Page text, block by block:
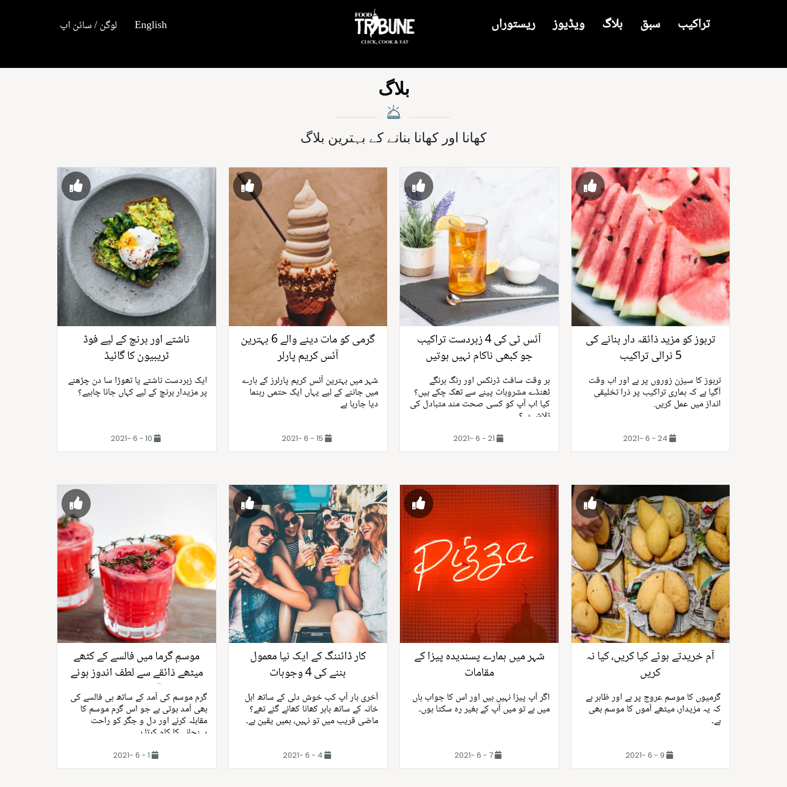
تراکیب سبق بلاگ ویڈیوز ریستوراں English لوگن / سائن اپ
بلاگ
کھانا اور کھانا بنانے کے بہترین بلاگ
تربوز کو مزید ذائقہ دار بنانے کی
5 نرالی تراکیب
تربوز کا سیزن زوروں پر ہے اور اب وقت
آگیا ہے کہ ہماری تراکیب پر ذرا تخلیقی
انداز میں عمل کریں.
آئس ٹی کی 4 زبردست تراکیب
جو کبھی ناکام نہیں ہوتیں
ہر وقت سافٹ ڈرنکس اور رنگ برنگے
ٹھنڈے مشروبات پینے سے تھک چکے ہیں؟
کیا اب آپ کو کسی صحت مند متبادل کی
تلاش ہے؟
گرمی کو مات دینے والے 6 بہترین
آئس کریم پارلر
شہر میں بہترین آئس کریم پارلرز کے بارے
میں جاننے کے لیے یہاں ایک حتمی رہنما
دیا جارہا ہے
15 - 6 -2021
ناشتے اور برنچ کے لیے فوڈ
ٹریبیون کا گائیڈ
ایک زبردست ناشتے یا تھوڑا سا دن چڑھنے
پر مزیدار برنچ کے لیے کہاں جانا چاہیے؟
آم خریدتے ہوئے کیا کریں، کیا نہ
کریں
گرمیوں کا موسم عروج پر ہے اور ظاہر ہے
کہ یہ مزیدار، میٹھے آموں کا موسم بھی
ہے۔
9 - 6 -2021
شہر میں ہمارے پسندیدہ پیزا کے
مقامات
اگر آپ پیزا نہیں ہیں اور اس کا جواب ہاں
میں ہے تو میں آپ کے بغیر رہ سکتا ہوں۔
7 - 6 -2021
کار ڈائننگ کے ایک نیا معمول
بننے کی 4 وجوہات
آخری بار آپ کب خوش دلی کے ساتھ اہل
خانہ کے ساتھ باہر کھانا کھانے گئے تھے؟
ماضی قریب میں تو نہیں، ہمیں یقین ہے۔
موسمِ گرما میں فالسے کے کٹھے
میٹھے ذائقے سے لطف اندوز ہونے
کے 5 مزیدار طریقے
گرم موسم کی آمد کے ساتھ ہی فالسے کی
بھی آمد ہوتی ہے جو اس گرم موسم کا
مقابلہ کرنے اور دل و جگر کو راحت
پہنچانے کا کام کرتا ہے۔